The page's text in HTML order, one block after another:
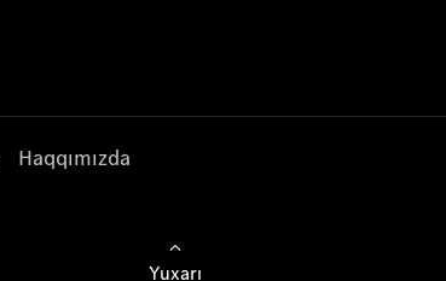
Haqqımızda
Yuxarı